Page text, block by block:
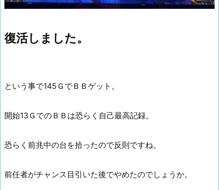
復活しました。
という事で145ＧでＢＢゲット。
開始13ＧでのＢＢは恐らく自己最高記録。
恐らく前兆中の台を拾ったので反則ですね。
前任者がチャンス目引いた後でやめたのでしょうか。